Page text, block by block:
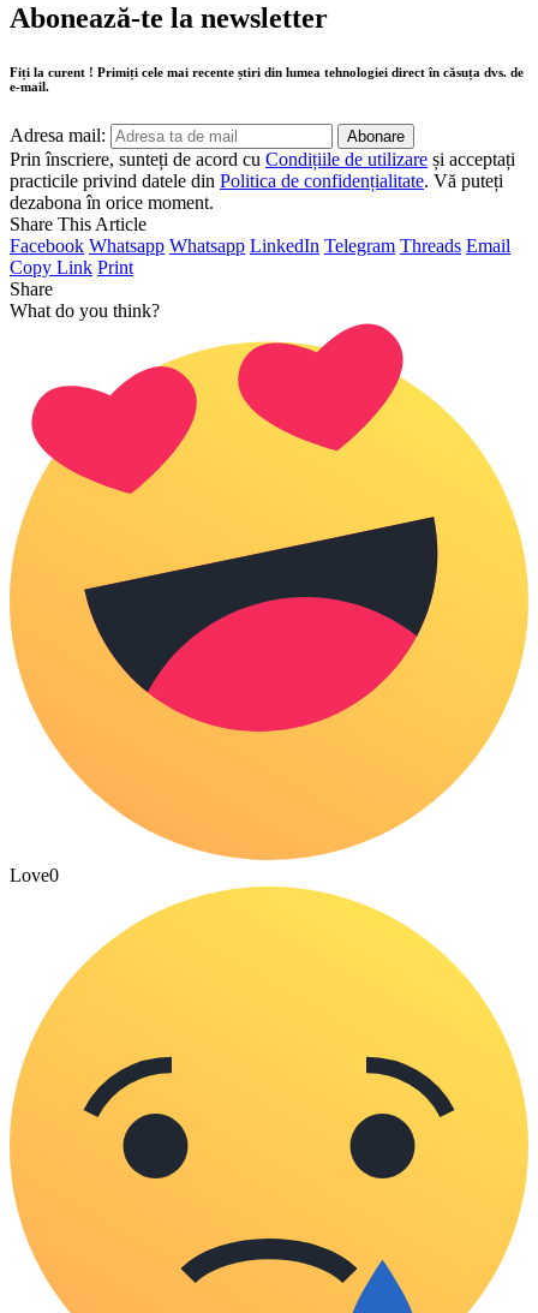
Abonează-te la newsletter
Fiți la curent ! Primiți cele mai recente știri din lumea tehnologiei direct în căsuța dvs. de
e-mail.
Adresa mail:
Prin înscriere, sunteți de acord cu Condițiile de utilizare și acceptați
practicile privind datele din Politica de confidențialitate. Vă puteți
dezabona în orice moment.
Share This Article
Facebook Whatsapp Whatsapp LinkedIn Telegram Threads Email
Copy Link Print
Share
What do you think?
Love0